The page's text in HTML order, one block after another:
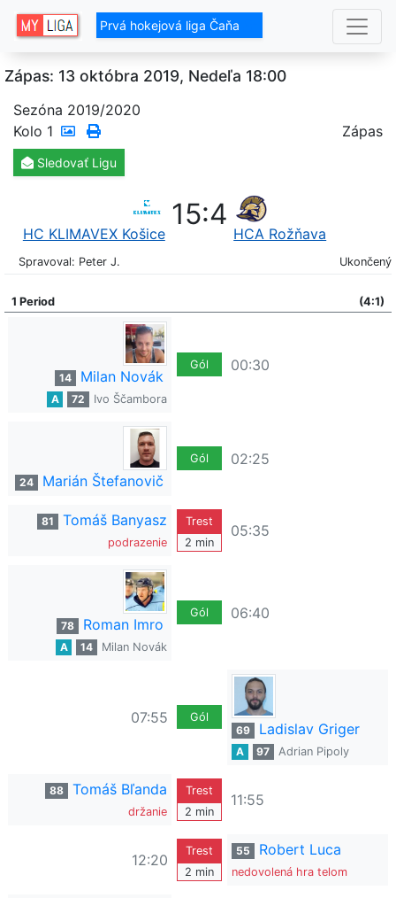
Prvá hokejová liga Čaňa
Zápas: 13 októbra 2019, Nedeľa 18:00
Sezóna 2019/2020
Kolo 1 Zápas
Sledovať Ligu
HC KLIMAVEX Košice
15:4
HCA Rožňava
Spravoval: Peter J. Ukončený
1 Period (4:1)
14 Milan Novák
A 72 Ivo Ščambora
Gól 00:30
24 Marián Štefanovič
Gól 02:25
81 Tomáš Banyasz
podrazenie
Trest
2 min
05:35
78 Roman Imro
A 14 Milan Novák
Gól 06:40
07:55
Gól
69
Ladislav Griger
A 97 Adrian Pipoly
88 Tomáš Bľanda
držanie
Trest
2 min
11:55
12:20
Trest
2 min
55 Robert Luca
nedovolená hra telom